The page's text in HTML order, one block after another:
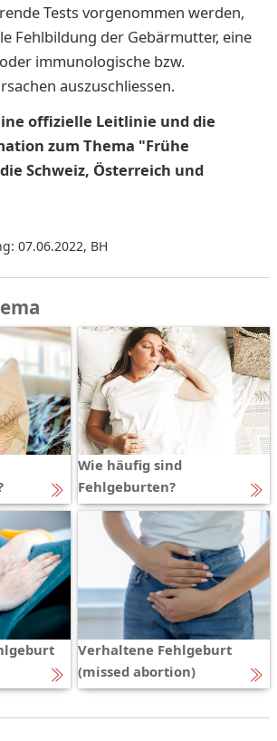
Tests vorgenommen werden,
Fehlbildung der Gebärmutter, eine
immunologische bzw.
auszuschliessen.
offizielle Leitlinie und die
zum Thema "Frühe
Schweiz, Österreich und
07.06.2022, BH
Wie häufig sind
Fehlgeburten?
Verhaltene Fehlgeburt
(missed abortion)